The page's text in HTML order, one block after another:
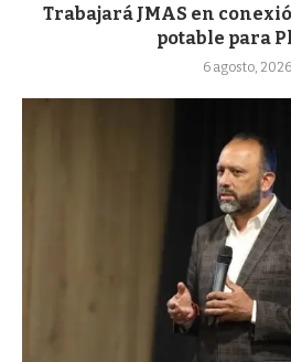
Trabajará JMAS en
potable para
6 agosto, 2026